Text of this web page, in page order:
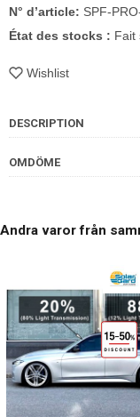
N° d’article: SPF-
État des stocks : Fait
Wishlist
DESCRIPTION
OMDÖME
Andra varor från